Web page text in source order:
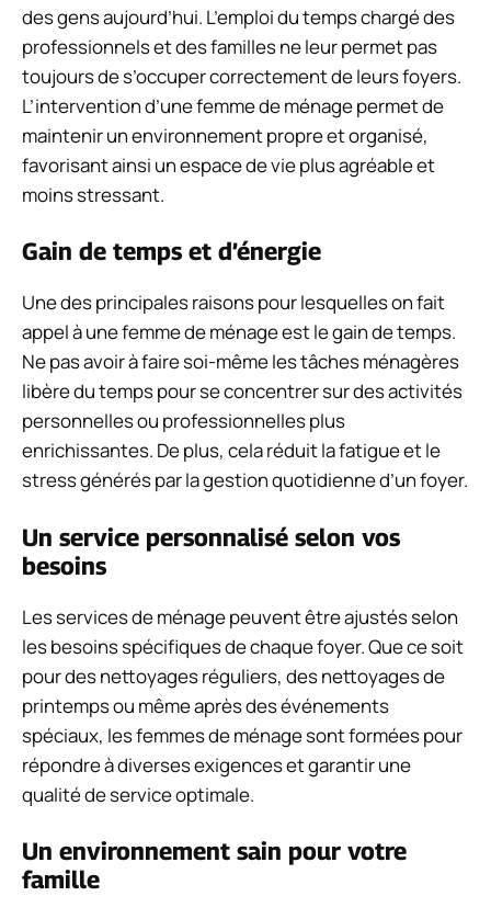
des gens aujourd’hui. L’emploi du temps chargé des
professionnels et des familles ne leur permet pas
toujours de s’occuper correctement de leurs foyers.
L’intervention d’une femme de ménage permet de
maintenir un environnement propre et organisé,
favorisant ainsi un espace de vie plus agréable et
moins stressant.
Gain de temps et d’énergie
Une des principales raisons pour lesquelles on fait
appel à une femme de ménage est le gain de temps.
Ne pas avoir à faire soi-même les tâches ménagères
libère du temps pour se concentrer sur des activités
personnelles ou professionnelles plus
enrichissantes. De plus, cela réduit la fatigue et le
stress générés par la gestion quotidienne d’un foyer.
Un service personnalisé selon vos
besoins
Les services de ménage peuvent être ajustés selon
les besoins spécifiques de chaque foyer. Que ce soit
pour des nettoyages réguliers, des nettoyages de
printemps ou même après des événements
spéciaux, les femmes de ménage sont formées pour
répondre à diverses exigences et garantir une
qualité de service optimale.
Un environnement sain pour votre
famille